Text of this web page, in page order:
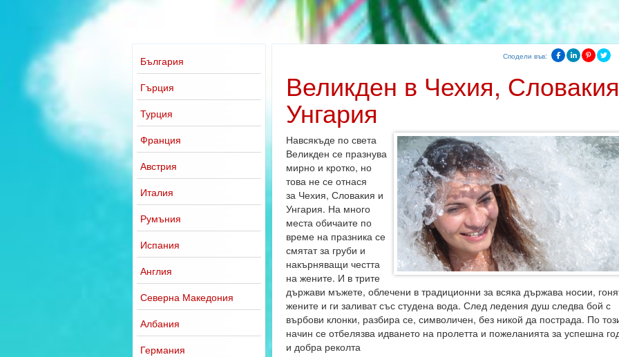
България
Гърция
Турция
Франция
Австрия
Италия
Румъния
Испания
Англия
Северна Македония
Албания
Германия
Сподели във:
Великден в Чехия,
Унгария
Навсякъде по света
Великден се празнува
мирно и кротко, но
това не се отнася
за Чехия, Словакия и
Унгария. На много
места обичаите по
време на празника се
смятат за груби и
накърняващи честта
на жените. И в трите
държави мъжете, облечени в традиционни за всяка държава носии,
жените и ги заливат със студена вода. След ледения душ следва бой с
върбови клонки, разбира се, символичен, без никой да пострада. По
начин се отбелязва идването на пролетта и пожеланията за успешна
и добра реколта